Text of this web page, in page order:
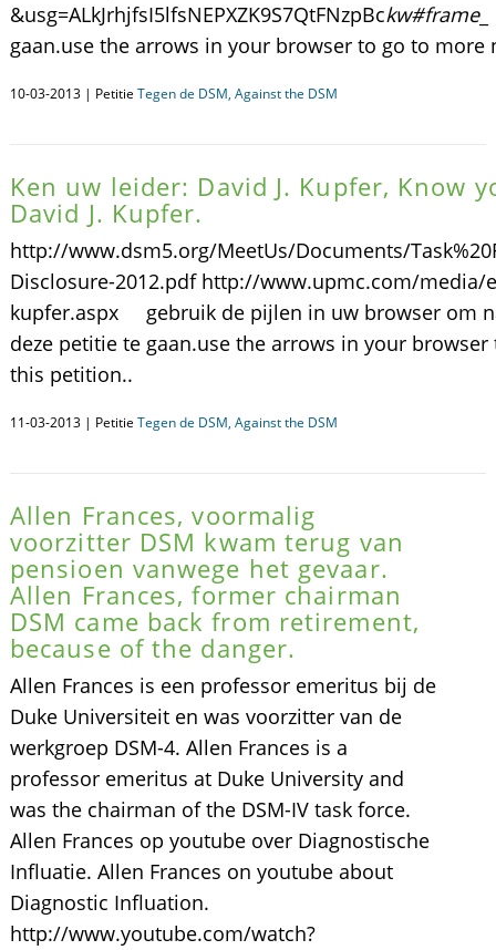
&usg=ALkJrhjfsI5lfsNEPXZK9S7QtFNzpBckw#frame_
gaan.use the arrows in your browser to go to more
10-03-2013 | Petitie Tegen de DSM, Against the DSM
Ken uw leider: David J. Kupfer, Know
David J. Kupfer.
http://www.dsm5.org/MeetUs/Documents/
Disclosure-2012.pdf http://www.upmc.com/media/
kupfer.aspx gebruik de pijlen in uw browser om
deze petitie te gaan.use the arrows in your
this petition..
11-03-2013 | Petitie Tegen de DSM, Against the DSM
Allen Frances, voormalig
voorzitter DSM kwam terug van
pensioen vanwege het gevaar.
Allen Frances, former chairman
DSM came back from retirement,
because of the danger.
Allen Frances is een professor emeritus bij de
Duke Universiteit en was voorzitter van de
werkgroep DSM-4. Allen Frances is a
professor emeritus at Duke University and
was the chairman of the DSM-IV task force.
Allen Frances op youtube over Diagnostische
Influatie. Allen Frances on youtube about
Diagnostic Influation.
http://www.youtube.com/watch?